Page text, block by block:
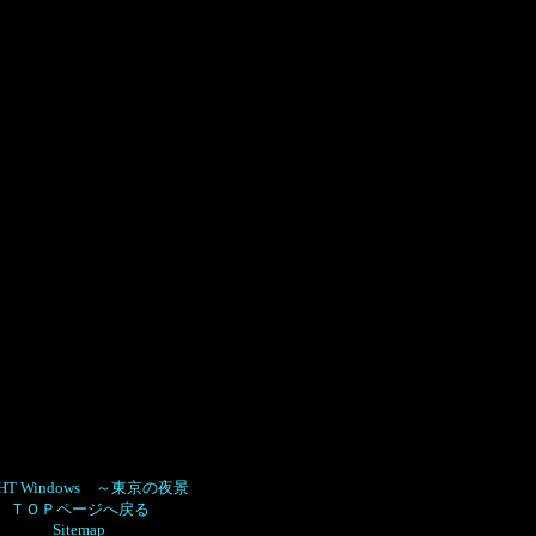
Windows ～東京の夜景
ＴＯＰページへ戻る
Sitemap